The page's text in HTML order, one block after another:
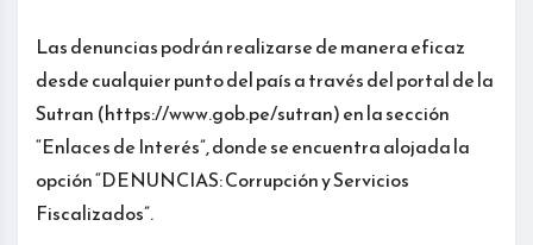
Las denuncias podrán realizarse de manera eficaz
desde cualquier punto del país a través del portal de la
Sutran (https://www.gob.pe/sutran) en la sección
“Enlaces de Interés”, donde se encuentra alojada la
opción “DENUNCIAS: Corrupción y Servicios
Fiscalizados”.